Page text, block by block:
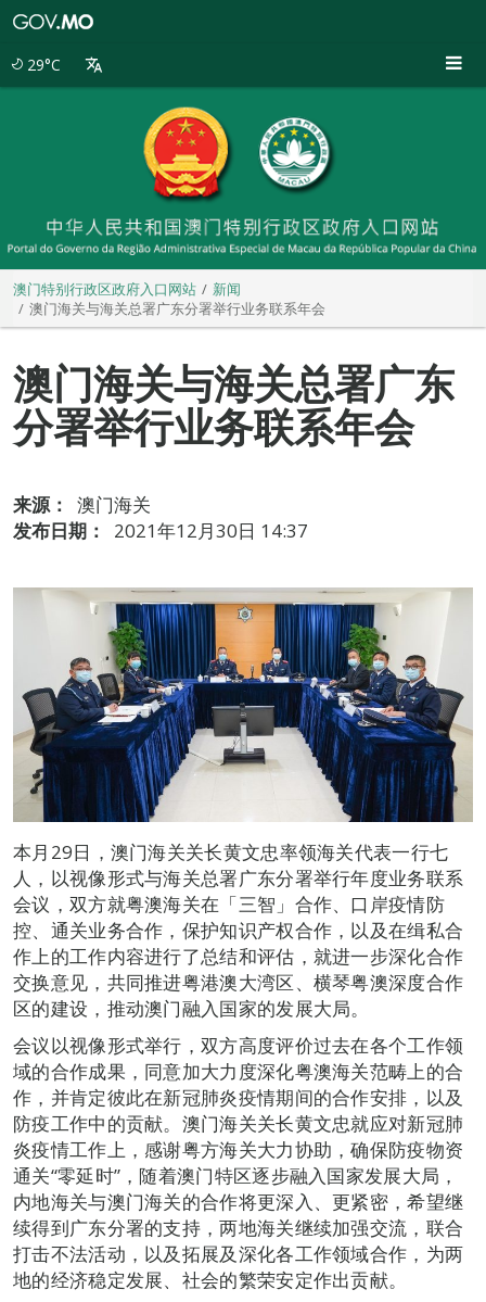
29°C
澳门特别行政区政府入口网站
新闻
澳门海关与海关总署广东分署举行业务联系年会
澳门海关与海关总署广东
分署举行业务联系年会
来源：
澳门海关
发布日期：
2021年12月30日 14:37
本月29日，澳门海关关长黄文忠率领海关代表一行七
人，以视像形式与海关总署广东分署举行年度业务联系
会议，双方就粤澳海关在「三智」合作、口岸疫情防
控、通关业务合作，保护知识产权合作，以及在缉私合
作上的工作内容进行了总结和评估，就进一步深化合作
交换意见，共同推进粤港澳大湾区、横琴粤澳深度合作
区的建设，推动澳门融入国家的发展大局。
会议以视像形式举行，双方高度评价过去在各个工作领
域的合作成果，同意加大力度深化粤澳海关范畴上的合
作，并肯定彼此在新冠肺炎疫情期间的合作安排，以及
防疫工作中的贡献。澳门海关关长黄文忠就应对新冠肺
炎疫情工作上，感谢粤方海关大力协助，确保防疫物资
通关“零延时”，随着澳门特区逐步融入国家发展大局，
内地海关与澳门海关的合作将更深入、更紧密，希望继
续得到广东分署的支持，两地海关继续加强交流，联合
打击不法活动，以及拓展及深化各工作领域合作，为两
地的经济稳定发展、社会的繁荣安定作出贡献。